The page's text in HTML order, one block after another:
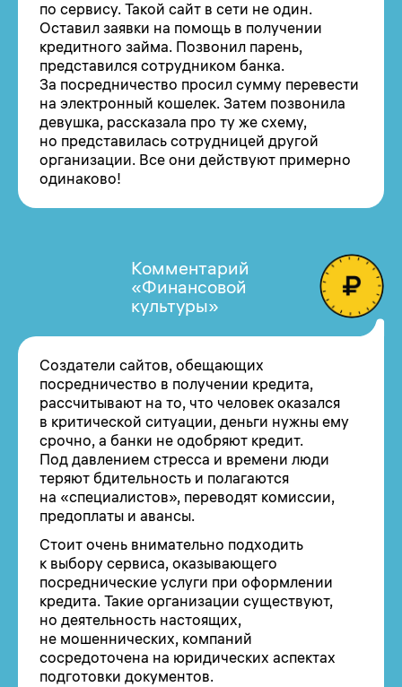
по сервису. Такой сайт в сети не один.
Оставил заявки на помощь в получении
кредитного займа. Позвонил парень,
представился сотрудником банка.
За посредничество просил сумму перевести
на электронный кошелек. Затем позвонила
девушка, рассказала про ту же схему,
но представилась сотрудницей другой
организации. Все они действуют примерно
одинаково!
Создатели сайтов, обещающих
посредничество в получении кредита,
рассчитывают на то, что человек оказался
в критической ситуации, деньги нужны ему
срочно, а банки не одобряют кредит.
Под давлением стресса и времени люди
теряют бдительность и полагаются
на «специалистов», переводят комиссии,
предоплаты и авансы.
Стоит очень внимательно подходить
к выбору сервиса, оказывающего
посреднические услуги при оформлении
кредита. Такие организации существуют,
но деятельность настоящих,
не мошеннических, компаний
сосредоточена на юридических аспектах
подготовки документов.
Комментарий
«Финансовой
культуры»